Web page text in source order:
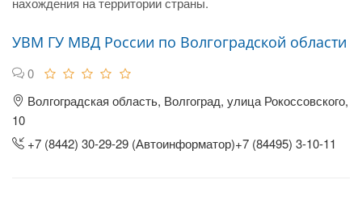
УВМ ГУ МВД России по Волгоградской области
0
Волгоградская область, Волгоград, улица Рокоссовского,
10
+7 (8442) 30-29-29 (Автоинформатор)+7 (84495) 3-10-11